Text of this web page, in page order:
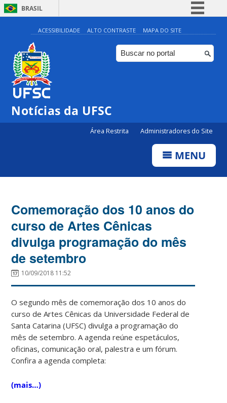
BRASIL
Simplifique!
Comunica BR
Participe
ACESSIBILIDADE ALTO CONTRASTE MAPA DO SITE
Notícias da UFSC
Área Restrita Administradores do Site
MENU
Comemoração dos 10 anos do
curso de Artes Cênicas
divulga programação do mês
de setembro
10/09/2018 11:52
O segundo mês de comemoração dos 10 anos do
curso de Artes Cênicas da Universidade Federal de
Santa Catarina (UFSC) divulga a programação do
mês de setembro. A agenda reúne espetáculos,
oficinas, comunicação oral, palestra e um fórum.
Confira a agenda completa:
(mais…)